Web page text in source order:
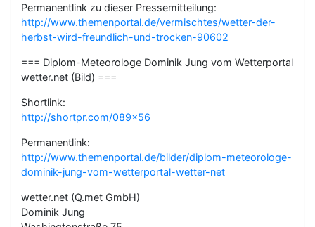
Permanentlink zu dieser Pressemitteilung:
http://www.themenportal.de/vermischtes/wetter-der-
herbst-wird-freundlich-und-trocken-90602
=== Diplom-Meteorologe Dominik Jung vom Wetterportal
wetter.net (Bild) ===
Shortlink:
http://shortpr.com/089×56
Permanentlink:
http://www.themenportal.de/bilder/diplom-meteorologe-
dominik-jung-vom-wetterportal-wetter-net
wetter.net (Q.met GmbH)
Dominik Jung